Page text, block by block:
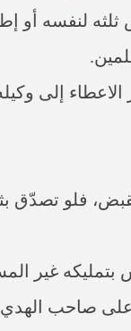
لنفسه أو
إلى
فلو تصدّق
بتمليكه غير
الهدي